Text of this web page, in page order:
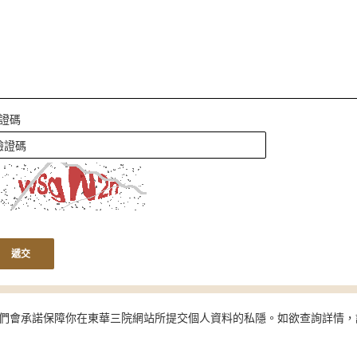
碼
遞交
會承諾保障你在東華三院網站所提交個人資料的私隱。如欲查詢詳情